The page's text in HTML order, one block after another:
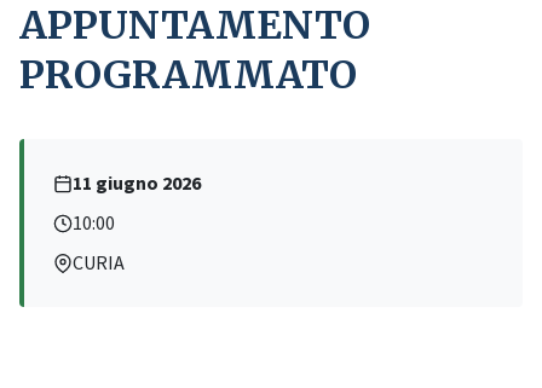
APPUNTAMENTO
PROGRAMMATO
11 giugno 2026
10:00
CURIA